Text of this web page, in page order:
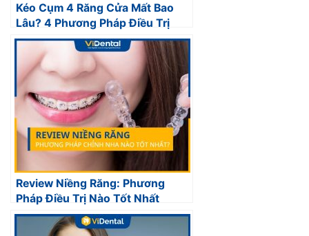
Kéo Cụm 4 Răng Cửa Mất Bao
Lâu? 4 Phương Pháp Điều Trị
Review Niềng Răng: Phương
Pháp Điều Trị Nào Tốt Nhất